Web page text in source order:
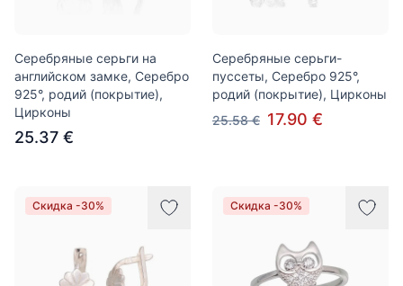
Серебряные серьги на
английском замке, Серебро
925°, родий (покрытие),
Цирконы
25.37 €
Серебряные серьги-
пуссеты, Серебро 925°,
родий (покрытие), Цирконы
25.58 € 17.90 €
Скидка -30% Скидка -30%